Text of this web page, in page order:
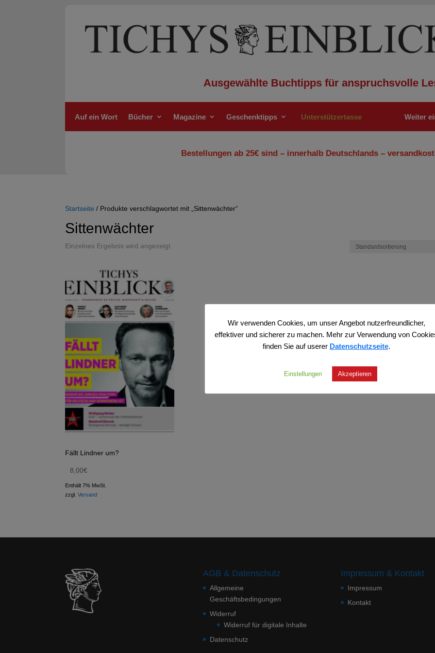
Ausgewählte Buchtipps für anspruchsvolle
Auf ein Wort Bücher Magazine Geschenktipps Unterstützertasse Weiter
Bestellungen ab 25€ sind – innerhalb Deutschlands –
Startseite / Produkte verschlagwortet mit „Sittenwächter“
Sittenwächter
Einzelnes Ergebnis wird angezeigt
Fällt Lindner um?
8,00€
Enthält 7% MwSt.
zzgl.Versand
AGB & Datenschutz
Allgemeine
Geschäftsbedingungen
Widerruf
Widerruf für digitale Inhalte
Datenschutz
Impressum & Kontakt
Impressum
Kontakt
Wir verwenden Cookies, um unser Angebot nutzerfreundlicher,
effektiver und sicherer zu machen. Mehr zur Verwendung von
finden Sie auf userer Datenschutzseite.
Einstellungen Akzeptieren